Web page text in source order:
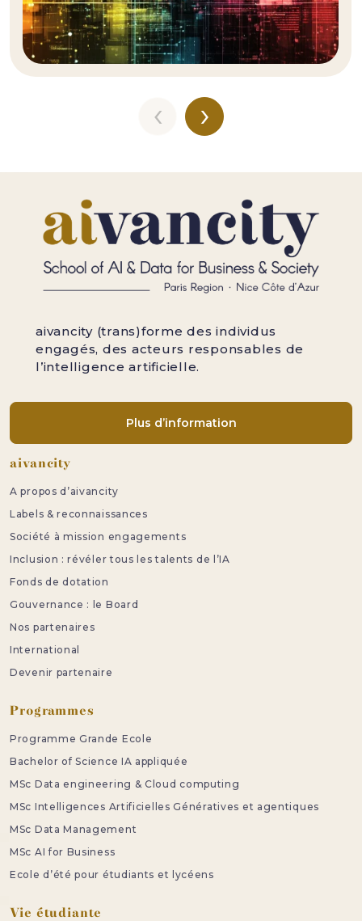
‹ ›
aivancity (trans)forme des individus
engagés, des acteurs responsables de
l’intelligence artificielle.
Plus d’information
Pied de page
aivancity
A propos d’aivancity
Labels & reconnaissances
Société à mission engagements
Inclusion : révéler tous les talents de l’IA
Fonds de dotation
Gouvernance : le Board
Nos partenaires
International
Devenir partenaire
Programmes
Programme Grande Ecole
Bachelor of Science IA appliquée
MSc Data engineering & Cloud computing
MSc Intelligences Artificielles Génératives et agentiques
MSc Data Management
MSc AI for Business
Ecole d’été pour étudiants et lycéens
Vie étudiante